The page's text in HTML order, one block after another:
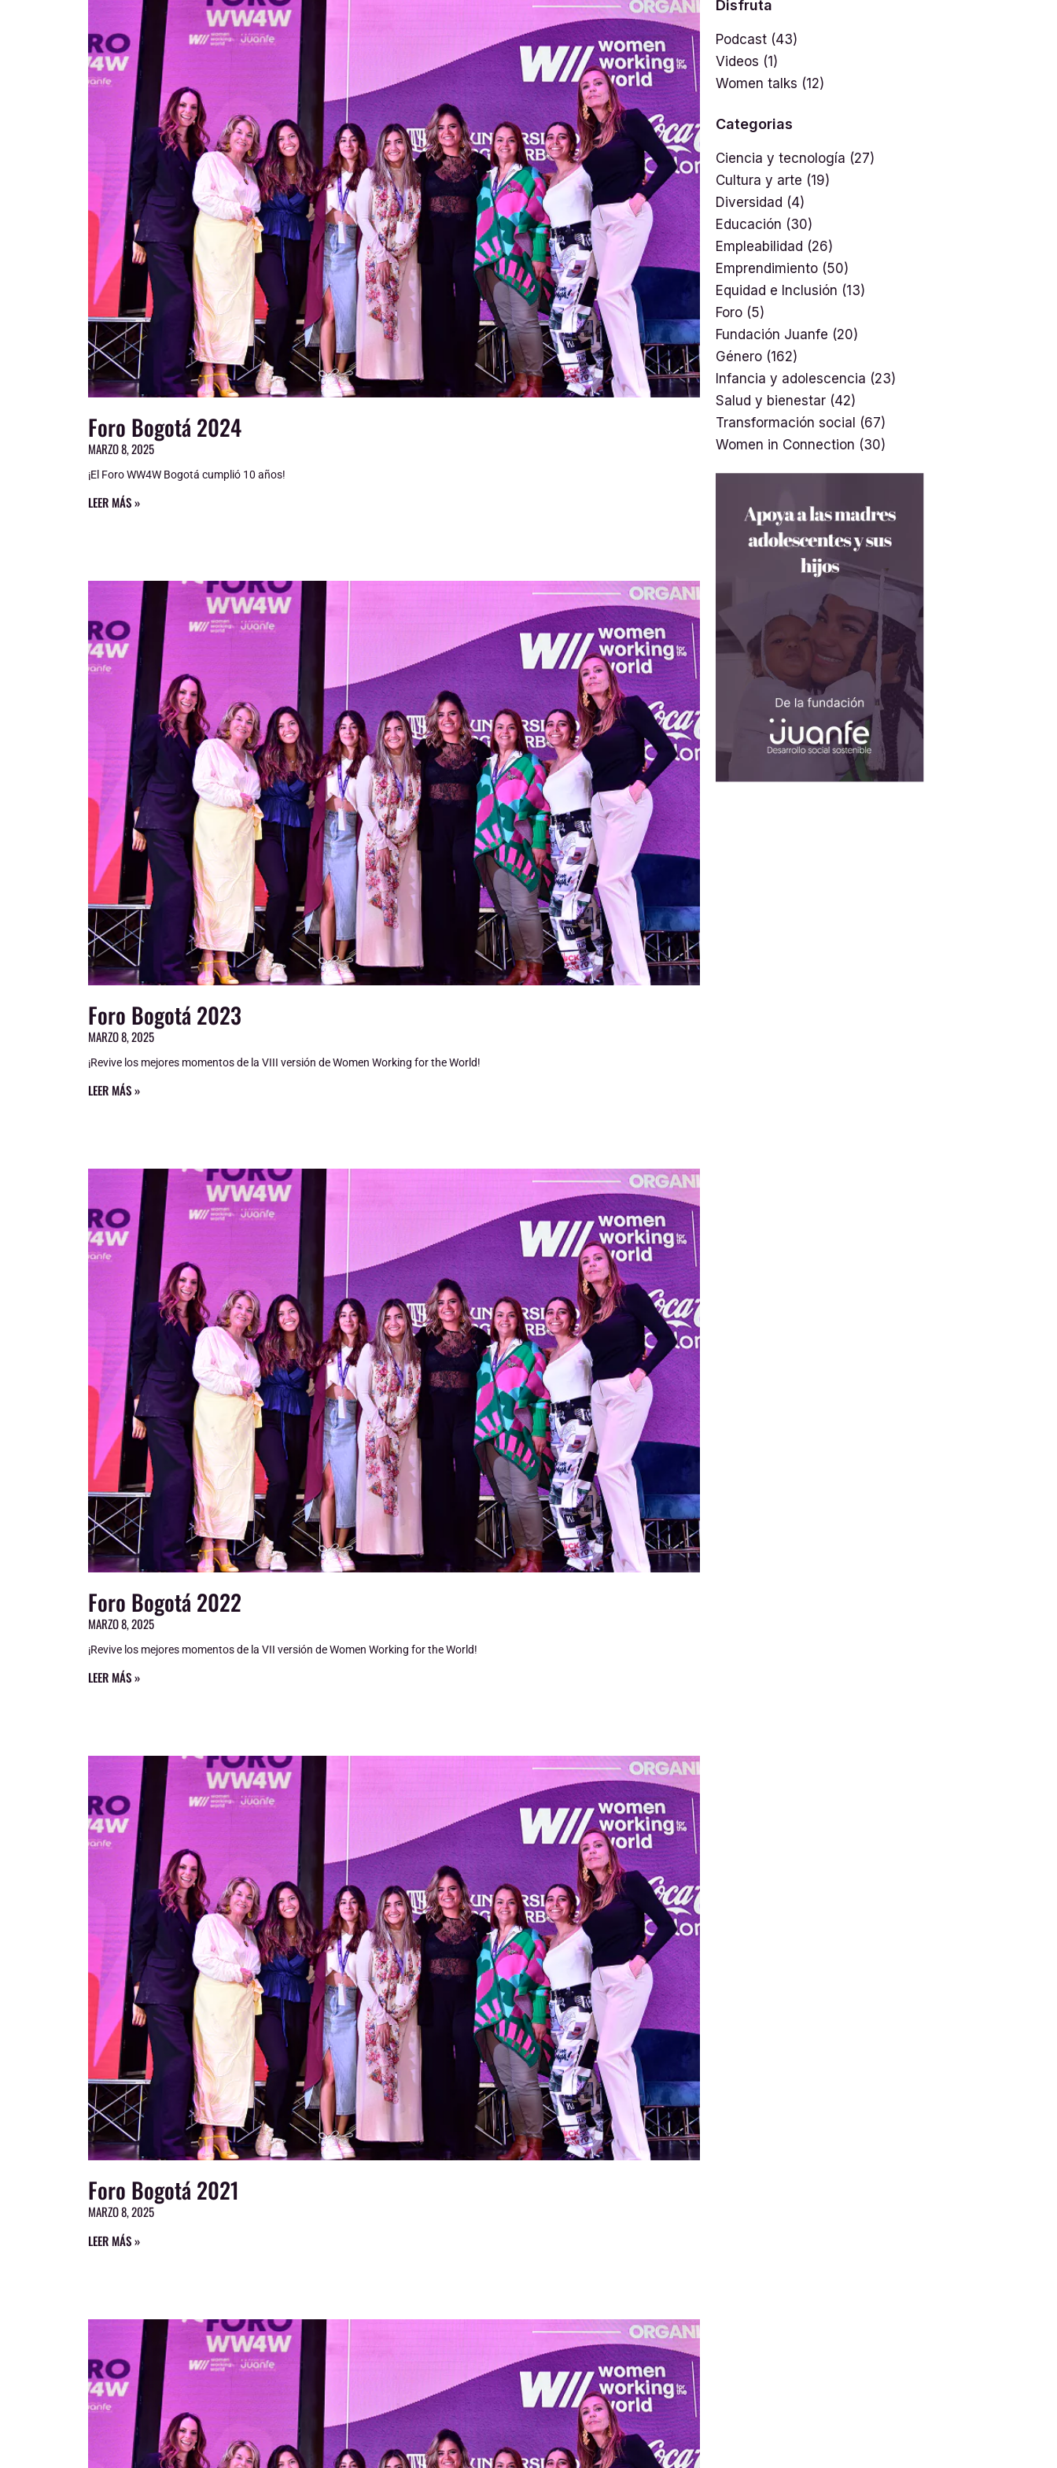
Foro Bogotá 2024
MARZO 8, 2025
¡El Foro WW4W Bogotá cumplió 10 años!
LEER MÁS »
Foro Bogotá 2023
MARZO 8, 2025
¡Revive los mejores momentos de la VIII versión de Women Working for the World!
LEER MÁS »
Foro Bogotá 2022
MARZO 8, 2025
¡Revive los mejores momentos de la VII versión de Women Working for the World!
LEER MÁS »
Foro Bogotá 2021
MARZO 8, 2025
LEER MÁS »
Disfruta
Podcast (43)
Videos (1)
Women talks (12)
Categorias
Ciencia y tecnología (27)
Cultura y arte (19)
Diversidad (4)
Educación (30)
Empleabilidad (26)
Emprendimiento (50)
Equidad e Inclusión (13)
Foro (5)
Fundación Juanfe (20)
Género (162)
Infancia y adolescencia (23)
Salud y bienestar (42)
Transformación social (67)
Women in Connection (30)